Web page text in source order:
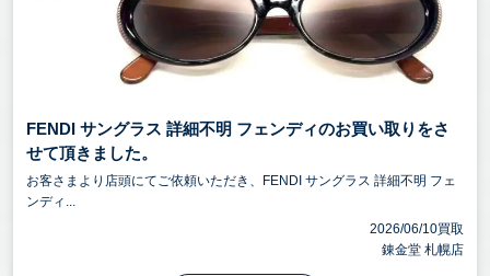
FENDI サングラス 詳細不明 フェンディのお買い取りをさ
せて頂きました。
お客さまより店頭にてご依頼いただき、FENDI サングラス 詳細不明 フェ
ンディ...
2026/06/10買取
錬金堂 札幌店